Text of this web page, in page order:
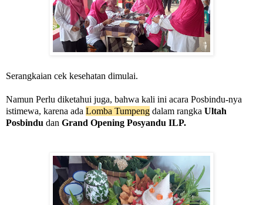
Serangkaian cek kesehatan dimulai.
Namun Perlu diketahui juga, bahwa kali ini acara Posbindu-nya
istimewa, karena ada Lomba Tumpeng dalam rangka Ultah
Posbindu dan Grand Opening Posyandu ILP.